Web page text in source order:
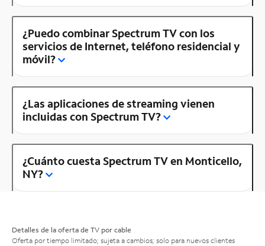
¿Puedo combinar Spectrum TV con los
servicios de Internet, teléfono residencial y
móvil?
¿Las aplicaciones de streaming vienen
incluidas con Spectrum TV?
¿Cuánto cuesta Spectrum TV en Monticello,
NY?
Detalles de la oferta de TV por cable
Oferta por tiempo limitado; sujeta a cambios; solo para nuevos clientes